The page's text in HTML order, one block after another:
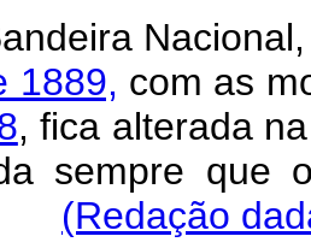
1889, com as
, fica alterada
sempre que
(Redação